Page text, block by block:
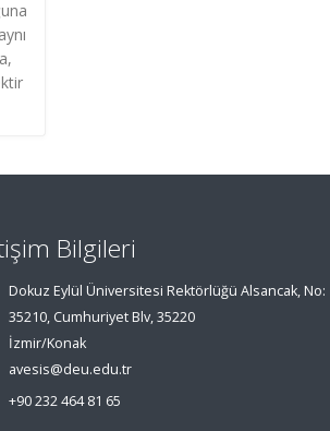
Bilgileri
Dokuz Eylül Üniversitesi Rektörlüğü Alsancak, No:
35210, Cumhuriyet Blv, 35220
İzmir/Konak
avesis@deu.edu.tr
+90 232 464 81 65